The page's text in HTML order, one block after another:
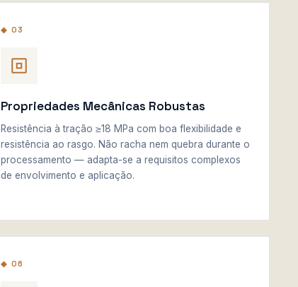
◆ 03
Propriedades Mecânicas Robustas
Resistência à tração ≥18 MPa com boa flexibilidade e
resistência ao rasgo. Não racha nem quebra durante o
processamento — adapta-se a requisitos complexos
de envolvimento e aplicação.
◆ 06